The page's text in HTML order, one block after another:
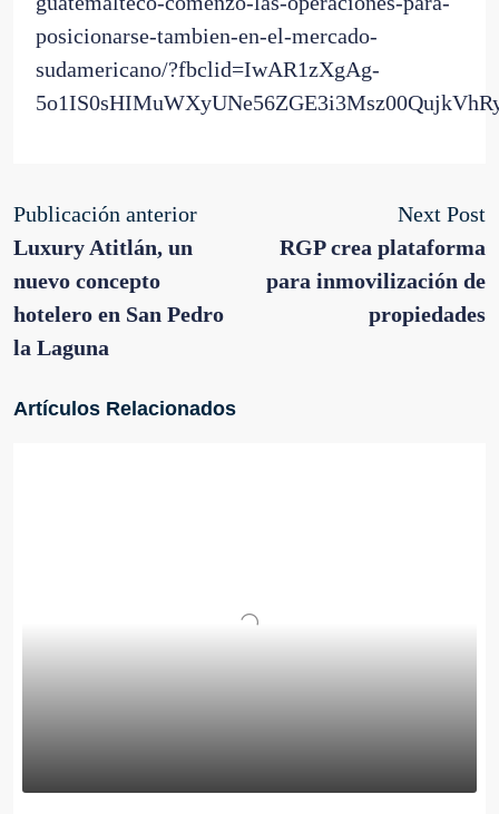
posicionarse-tambien-en-el-mercado-
sudamericano/?fbclid=IwAR1zXgAg-
Publicación anterior
Luxury Atitlán, un
nuevo concepto
hotelero en San Pedro
la Laguna
Next Post
RGP crea plataforma
para inmovilización de
propiedades
Artículos Relacionados